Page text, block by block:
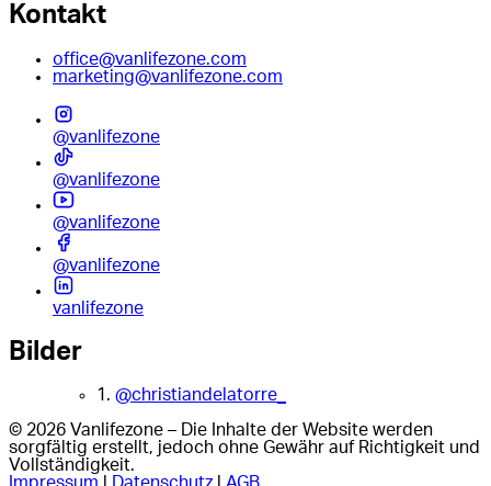
Kontakt
office@vanlifezone.com
marketing@vanlifezone.com
@vanlifezone
@vanlifezone
@vanlifezone
@vanlifezone
vanlifezone
Bilder
1. @christiandelatorre_
© 2026 Vanlifezone – Die Inhalte der Website werden
sorgfältig erstellt, jedoch ohne Gewähr auf Richtigkeit und
Vollständigkeit.